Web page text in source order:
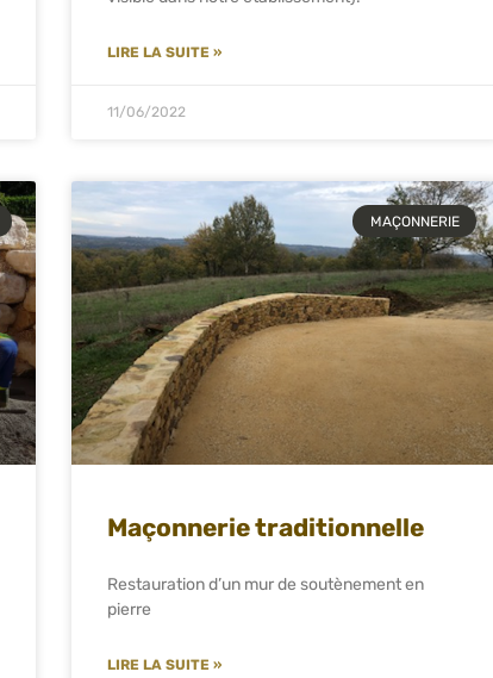
LIRE LA SUITE »
11/06/2022
MAÇONNERIE
Maçonnerie traditionnelle
Restauration d’un mur de soutènement en
pierre
LIRE LA SUITE »